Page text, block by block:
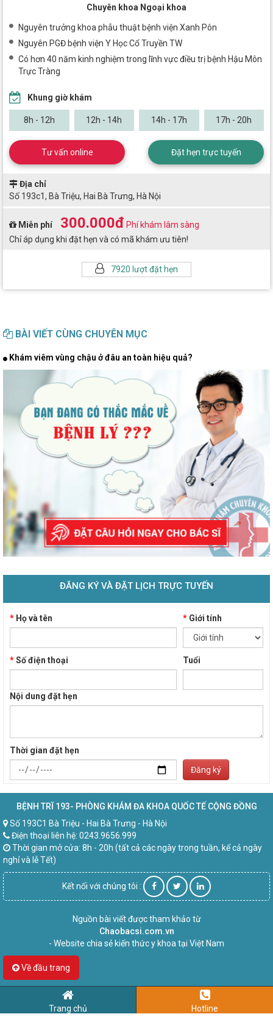
Chuyên khoa Ngoại khoa
Nguyên trưởng khoa phẫu thuật bệnh viện Xanh Pôn
Nguyên PGĐ bệnh viện Y Học Cổ Truyền TW
Có hơn 40 năm kinh nghiệm trong lĩnh vực điều trị bệnh Hậu Môn
Trực Tràng
7920 lượt đặt hẹn
Khung giờ khám
8h - 12h 12h - 14h 14h - 17h 17h - 20h
Tư vấn online Đặt hẹn trực tuyến
Địa chỉ
Số 193c1, Bà Triệu, Hai Bà Trưng, Hà Nội
Miễn phí 300.000đ Phí khám lâm sàng
Chỉ áp dụng khi đặt hẹn và có mã khám ưu tiên!
BÀI VIẾT CÙNG CHUYÊN MỤC
Khám viêm vùng chậu ở đâu an toàn hiệu quả?
ĐĂNG KÝ VÀ ĐẶT LỊCH TRỰC TUYẾN
* Họ và tên *Giới tính
*Số điện thoại Tuổi
Nội dung đặt hẹn
Thời gian đặt hẹn
Đăng ký
BỆNH TRĨ 193- PHÒNG KHÁM ĐA KHOA QUỐC TẾ CỘNG ĐỒNG
Số 193C1 Bà Triệu - Hai Bà Trưng - Hà Nội
Điện thoại liên hệ: 0243.9656.999
Thời gian mở cửa: 8h - 20h (tất cả các ngày trong tuần, kể cả ngày
nghỉ và lễ Tết)
Kết nối với chúng tôi :
Nguồn bài viết được tham khảo từ
Chaobacsi.com.vn
- Website chia sẻ kiến thức y khoa tại Việt Nam
Về đầu trang
Trang chủ
Hotline